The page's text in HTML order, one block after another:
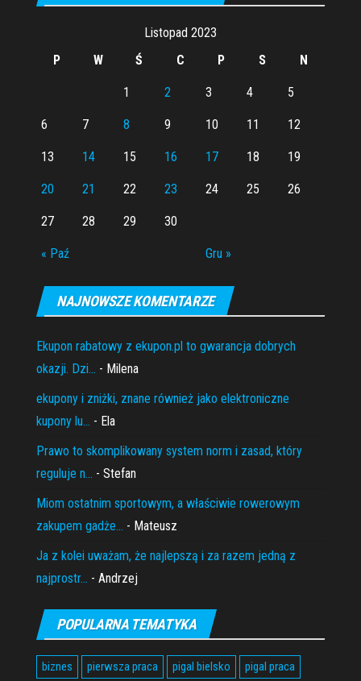
Listopad 2023
P
W Ś C P S N
« Paź Gru »
1 2 3 4 5
6 7 8 9 10 11 12
13 14 15 16 17 18 19
20 21 22 23 24 25 26
27 28 29 30
NAJNOWSZE KOMENTARZE
Ekupon rabatowy z ekupon.pl to gwarancja dobrych
okazji. Dzi... - Milena
ekupony i zniżki, znane również jako elektroniczne
kupony lu... - Ela
Prawo to skomplikowany system norm i zasad, który
reguluje n... - Stefan
Miom ostatnim sportowym, a właściwie rowerowym
zakupem gadże... - Mateusz
Ja z kolei uważam, że najlepszą i za razem jedną z
najprostr... - Andrzej
POPULARNA TEMATYKA
biznes pierwsza praca pigal bielsko
pigal praca